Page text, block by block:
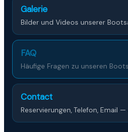
Galerie
Bilder und Videos unserer
FAQ
Häufige Fragen zu unseren
Contact
Reservierungen, Telefon, Email